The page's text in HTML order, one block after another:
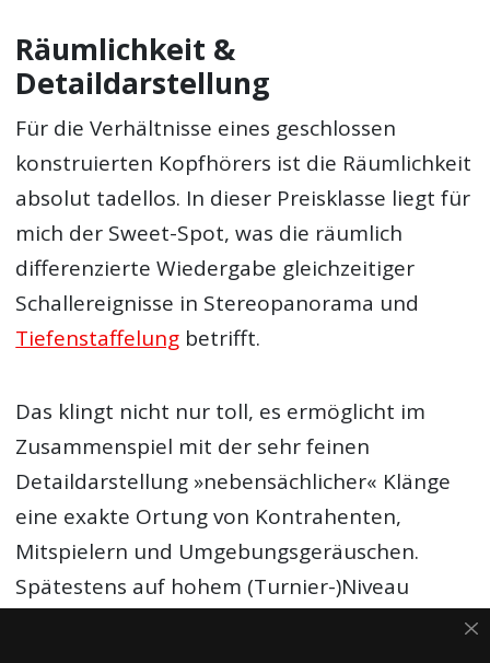
Räumlichkeit &
Detaildarstellung
Für die Verhältnisse eines geschlossen
konstruierten Kopfhörers ist die Räumlichkeit
absolut tadellos. In dieser Preisklasse liegt für
mich der Sweet-Spot, was die räumlich
differenzierte Wiedergabe gleichzeitiger
Schallereignisse in Stereopanorama und
Tiefenstaffelung betrifft.
Das klingt nicht nur toll, es ermöglicht im
Zusammenspiel mit der sehr feinen
Detaildarstellung »nebensächlicher« Klänge
eine exakte Ortung von Kontrahenten,
Mitspielern und Umgebungsgeräuschen.
Spätestens auf hohem (Turnier-)Niveau